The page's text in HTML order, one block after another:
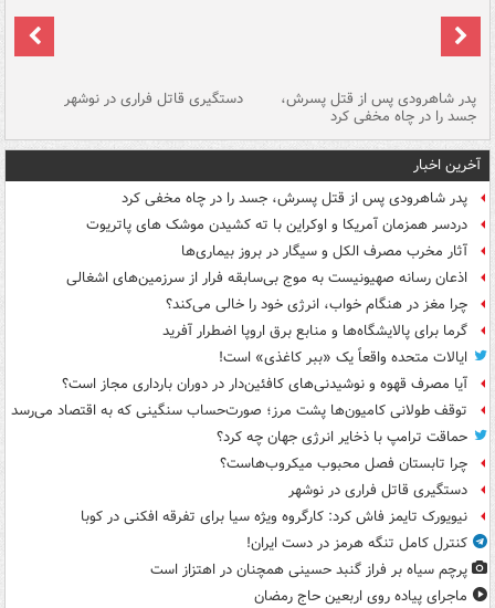
پدر شاهرودی پس از قتل پسرش،
جسد را در چاه مخفی کرد
دستگیری قاتل فراری در نوشهر
آخرین اخبار
پدر شاهرودی پس از قتل پسرش، جسد را در چاه مخفی کرد
دردسر همزمان آمریکا و اوکراین با ته کشیدن موشک های پاتریوت
آثار مخرب مصرف الکل و سیگار در بروز بیماری‌ها
اذعان رسانه صهیونیست به موج بی‌سابقه فرار از سرزمین‌های اشغالی
چرا مغز در هنگام خواب، انرژی خود را خالی می‌کند؟
گرما برای پالایشگاه‌ها و منابع برق اروپا اضطرار آفرید
ایالات متحده واقعاً یک «ببر کاغذی» است!
آیا مصرف قهوه و نوشیدنی‌های کافئین‌دار در دوران بارداری مجاز است؟
توقف طولانی کامیون‌ها پشت مرز؛ صورت‌حساب سنگینی که به اقتصاد می‌رسد
حماقت ترامپ با ذخایر انرژی جهان چه کرد؟
چرا تابستان فصل محبوب میکروب‌هاست؟
دستگیری قاتل فراری در نوشهر
نیویورک تایمز فاش کرد: کارگروه ویژه سیا برای تفرقه افکنی در کوبا
کنترل کامل تنگه هرمز در دست ایران!
پرچم سیاه بر فراز گنبد حسینی همچنان در اهتزاز است
ماجرای پیاده روی اربعین حاج رمضان